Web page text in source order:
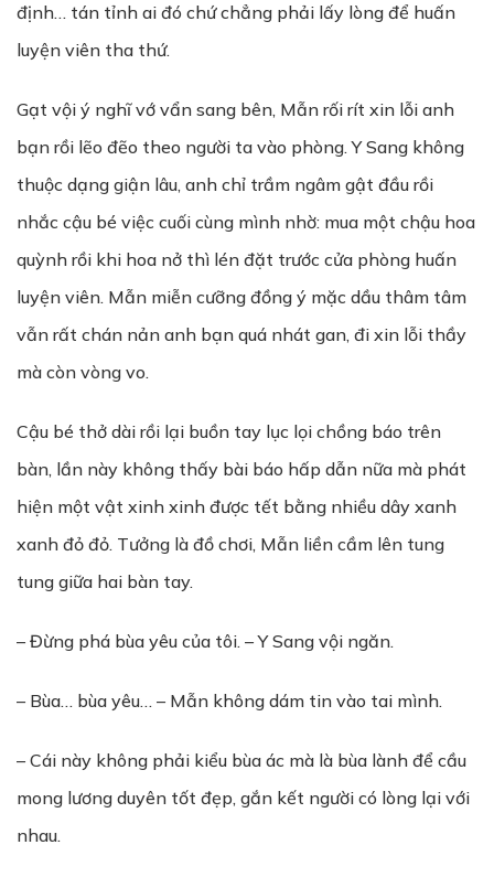
định… tán tỉnh ai đó chứ chẳng phải lấy lòng để huấn
luyện viên tha thứ.
Gạt vội ý nghĩ vớ vẩn sang bên, Mẫn rối rít xin lỗi anh
bạn rồi lẽo đẽo theo người ta vào phòng. Y Sang không
thuộc dạng giận lâu, anh chỉ trầm ngâm gật đầu rồi
nhắc cậu bé việc cuối cùng mình nhờ: mua một chậu hoa
quỳnh rồi khi hoa nở thì lén đặt trước cửa phòng huấn
luyện viên. Mẫn miễn cưỡng đồng ý mặc dầu thâm tâm
vẫn rất chán nản anh bạn quá nhát gan, đi xin lỗi thầy
mà còn vòng vo.
Cậu bé thở dài rồi lại buồn tay lục lọi chồng báo trên
bàn, lần này không thấy bài báo hấp dẫn nữa mà phát
hiện một vật xinh xinh được tết bằng nhiều dây xanh
xanh đỏ đỏ. Tưởng là đồ chơi, Mẫn liền cầm lên tung
tung giữa hai bàn tay.
– Đừng phá bùa yêu của tôi. – Y Sang vội ngăn.
– Bùa… bùa yêu… – Mẫn không dám tin vào tai mình.
– Cái này không phải kiểu bùa ác mà là bùa lành để cầu
mong lương duyên tốt đẹp, gắn kết người có lòng lại với
nhau.